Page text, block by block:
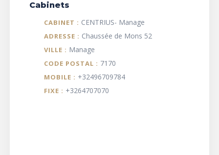
Cabinets
CABINET : CENTRIUS- Manage
ADRESSE : Chaussée de Mons 52
VILLE : Manage
CODE POSTAL : 7170
MOBILE : +32496709784
FIXE : +3264707070